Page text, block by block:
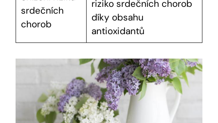
srdečních
chorob
riziko srdečních chorob
díky obsahu
antioxidantů